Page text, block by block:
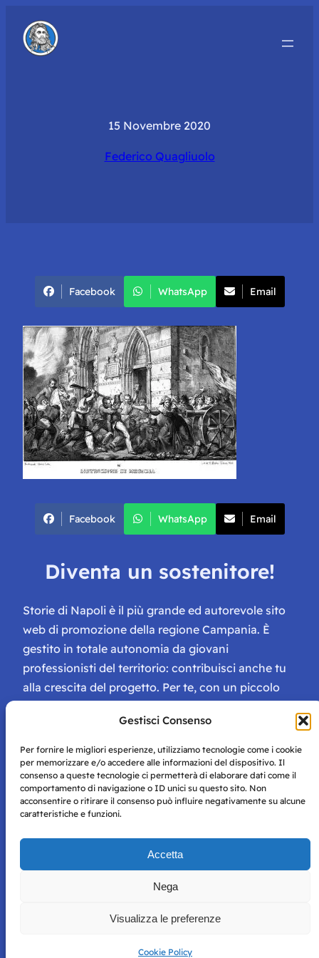
Gestisci Consenso
Per fornire le migliori esperienze, utilizziamo tecnologie come i cookie
per memorizzare e/o accedere alle informazioni del dispositivo. Il
consenso a queste tecnologie ci permetterà di elaborare dati come il
comportamento di navigazione o ID unici su questo sito. Non
acconsentire o ritirare il consenso può influire negativamente su alcune
caratteristiche e funzioni.
Accetta
Nega
Visualizza le preferenze
Cookie Policy
15 Novembre 2020
Federico Quagliuolo
Facebook WhatsApp Email
Facebook WhatsApp Email
Diventa un sostenitore!
Storie di Napoli è il più grande ed autorevole sito
web di promozione della regione Campania. È
gestito in totale autonomia da giovani
professionisti del territorio: contribuisci anche tu
alla crescita del progetto. Per te, con un piccolo
tessera di Storie Campane, libri e magazine gratis
e inviti ad eventi esclusivi!
Storie di Napoli è una testata registrata presso il tribunale di
per mero scopo didattico e informativo.
perseguito secondo i termini di legge. Si nega l’utilizzo delle